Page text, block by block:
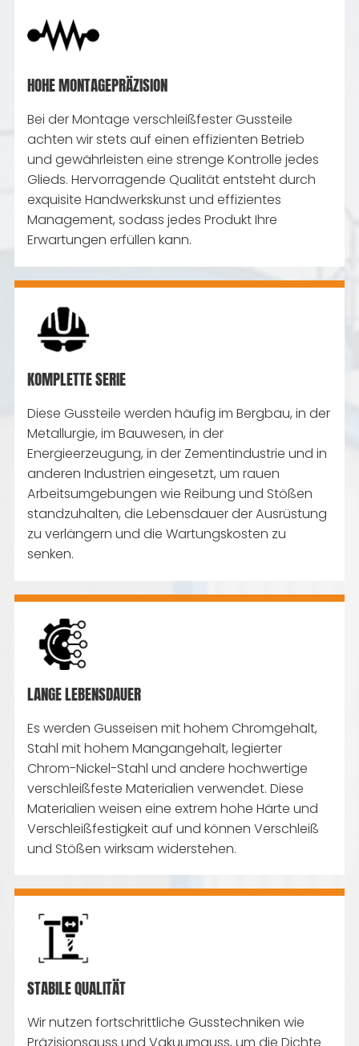
HOHE MONTAGEPRÄZISION
Bei der Montage verschleißfester Gussteile
achten wir stets auf einen effizienten Betrieb
und gewährleisten eine strenge Kontrolle jedes
Glieds. Hervorragende Qualität entsteht durch
exquisite Handwerkskunst und effizientes
Management, sodass jedes Produkt Ihre
Erwartungen erfüllen kann.
KOMPLETTE SERIE
Diese Gussteile werden häufig im Bergbau, in der
Metallurgie, im Bauwesen, in der
Energieerzeugung, in der Zementindustrie und in
anderen Industrien eingesetzt, um rauen
Arbeitsumgebungen wie Reibung und Stößen
standzuhalten, die Lebensdauer der Ausrüstung
zu verlängern und die Wartungskosten zu
senken.
LANGE LEBENSDAUER
Es werden Gusseisen mit hohem Chromgehalt,
Stahl mit hohem Mangangehalt, legierter
Chrom-Nickel-Stahl und andere hochwertige
verschleißfeste Materialien verwendet. Diese
Materialien weisen eine extrem hohe Härte und
Verschleißfestigkeit auf und können Verschleiß
und Stößen wirksam widerstehen.
STABILE QUALITÄT
Wir nutzen fortschrittliche Gusstechniken wie